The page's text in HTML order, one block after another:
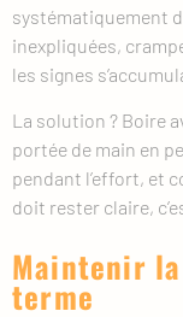
systématiquement
inexpliquées,
les signes
La solution ? Boire
portée de main en
pendant l’effort, et
doit rester claire,
Maintenir
terme